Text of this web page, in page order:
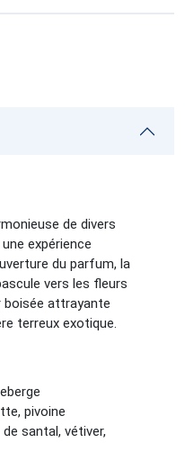
de divers
expérience
du parfum, la
vers les fleurs
boisée attrayante
terreux exotique.
pivoine
santal, vétiver,